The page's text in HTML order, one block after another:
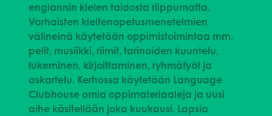
englannin kielen taidosta riippumatta.
Varhaisten kieltenopetusmenetelmien
välineinä käytetään oppimistoimintaa mm.
pelit, musiikki, riimit, tarinoiden kuuntelu,
lukeminen, kirjoittaminen, ryhmätyöt ja
askartelu. Kerhossa käytetään Language
Clubhouse omia oppimateriaaleja ja uusi
aihe käsitellään joka kuukausi. Lapsia